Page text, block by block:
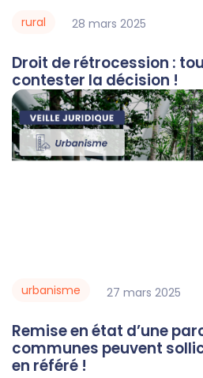
Droit de rétrocession : tout candidat peut
contester la décision !
28 mars 2025
rural
Remise en état d’une parcelle : les
communes peuvent
en référé !
27 mars 2025
urbanisme